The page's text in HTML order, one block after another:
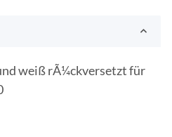
weiß rÃ¼ckversetzt für